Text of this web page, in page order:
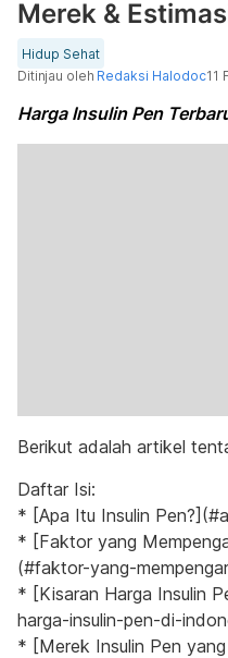
Merek &
Hidup Sehat
Ditinjau oleh Redaksi Halodoc11
Harga Insulin Pen
Berikut adalah artikel
Daftar Isi:
* [Apa Itu Insulin
* [Faktor yang
(#faktor-yang-
* [Kisaran Harga Insulin
harga-insulin-pen-di-
* [Merek Insulin Pen